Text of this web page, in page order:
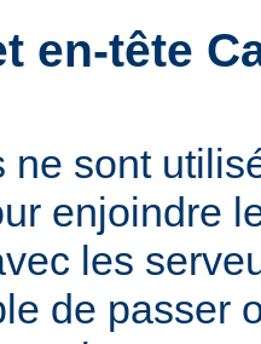
en-tête
ne sont
enjoindre
les
de passer